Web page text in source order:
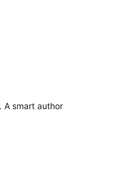
A smart author